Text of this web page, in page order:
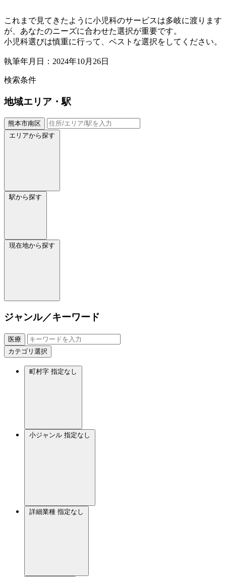
これまで見てきたように小児科のサービスは多岐に渡ります
が、あなたのニーズに合わせた選択が重要です。
小児科選びは慎重に行って、ベストな選択をしてください。
執筆年月日：2024年10月26日
検索条件
地域エリア・駅
熊本市南区
エリアから探す
駅から探す
現在地から探す
ジャンル／キーワード
医療
カテゴリ選択
町村字 指定なし
小ジャンル 指定なし
詳細業種 指定なし